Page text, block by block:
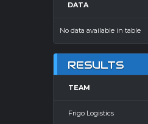
DATA
No data available in table
RESULTS
TEAM
Frigo Logistics